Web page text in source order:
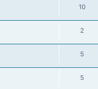
10
2
5
5